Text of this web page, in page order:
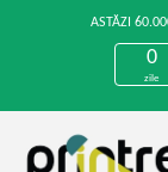
ASTĂZI
0
zile